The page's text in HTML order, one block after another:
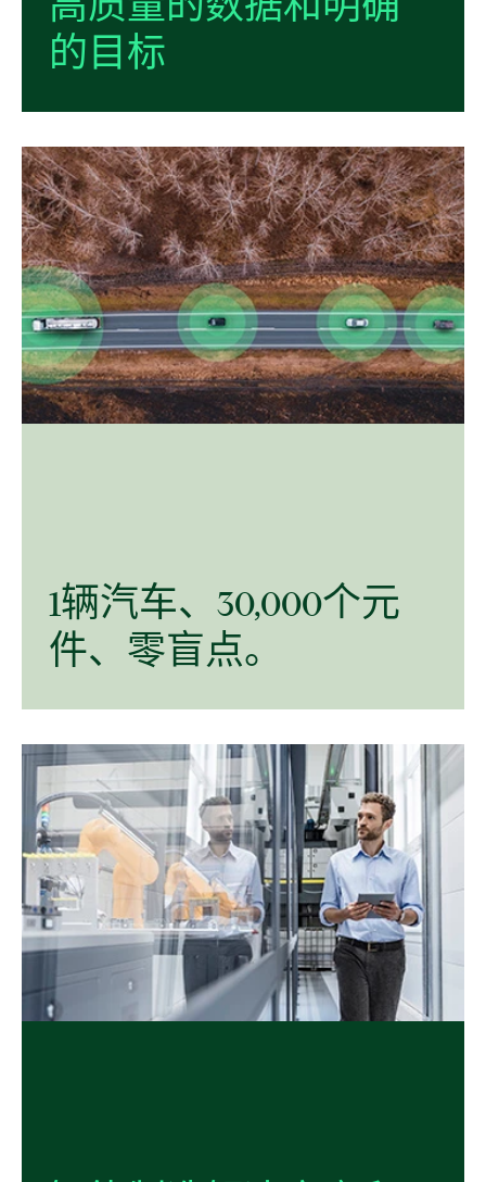
的 目标
1辆汽车、 30,000个元
件、 零盲点。